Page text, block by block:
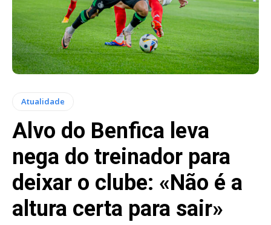
Atualidade
Alvo do Benfica leva
nega do treinador para
deixar o clube: «Não é a
altura certa para sair»